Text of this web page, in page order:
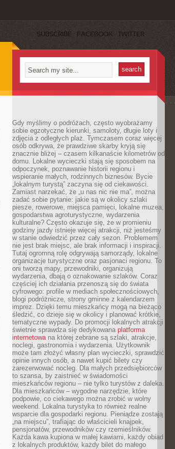
SUBSCRIBE FACEBOOK TWITTER
Gdy myślimy o podróżach, często wyobrażamy
sobie egzotyczne kierunki, samoloty, długie loty i
zdjęcia z odległych plaż. Tymczasem coraz więcej
osób odkrywa, że prawdziwe skarby kryją się
znacznie bliżej – czasem kilkanaście kilometrów od
domu. Lokalne wycieczki stają się sposobem na
odpoczynek, poznawanie historii regionu i
wspieranie małych, rodzinnych biznesów. Bycie
„lokalnym turystą” zaczyna się od ciekawości.
Zamiast narzekać, że „u nas nic nie ma”, można
zadać sobie pytanie: jakie są w okolicy szlaki
piesze, rowerowe, miejsca pamięci, lokalne muzea,
gospodarstwa agroturystyczne, wydarzenia
kulturalne? Często okazuje się, że w promieniu
godziny jazdy istnieje więcej atrakcji, niż jesteśmy
w stanie odwiedzić przez cały sezon. Problemem
nie jest brak miejsc, ale brak informacji i inspiracji.
Tutaj ogromną rolę odgrywają samorządy, lokalne
organizacje turystyczne oraz pasjonaci regionu. To
oni tworzą mapy, przewodniki, organizują
wydarzenia, dbają o oznakowanie szlaków. Coraz
częściej ich działania przenoszą się do świata
cyfrowego: profile w mediach społecznościowych,
blogi podróżnicze, strony gminne z kalendarzem
imprez. Dzięki temu mieszkańcy mogą na bieżąco
śledzić, co dzieje się w okolicy i planować krótkie,
tematyczne wypady. Do promocji lokalnych atrakcji
świetnie sprawdza się dedykowana platforma
internetowana której zebrane są szlaki, atrakcje,
noclegi, gastronomia i wydarzenia. Użytkownik
może tam złożyć własny plan wycieczki, sprawdzić
opinie innych osób, a nawet kupić bilety czy
zarezerwować nocleg. Dla małych przedsiębiorców
to szansa, by zaistnieć w świadomości
mieszkańców regionu – nie tylko turystów z daleka.
Dla mieszkańców – wygodne narzędzie, które
podpowie, co ciekawego można zrobić w wolny
weekend. Lokalna turystyka to również realne
wsparcie dla gospodarki regionu. Pieniądze zostają
„na miejscu”, trafiając do właścicieli knajpek,
pensjonatów, przewodników czy rzemieślników.
Każda kawa kupiona w małej kawiarni, każdy obiad
z lokalnych produktów, każdy bilet do małego